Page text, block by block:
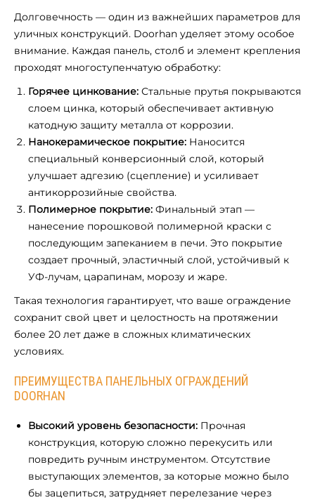
Долговечность — один из важнейших параметров для
уличных конструкций. Doorhan уделяет этому особое
внимание. Каждая панель, столб и элемент крепления
проходят многоступенчатую обработку:
Горячее цинкование: Стальные прутья покрываются
слоем цинка, который обеспечивает активную
катодную защиту металла от коррозии.
Нанокерамическое покрытие: Наносится
специальный конверсионный слой, который
улучшает адгезию (сцепление) и усиливает
антикоррозийные свойства.
Полимерное покрытие: Финальный этап —
нанесение порошковой полимерной краски с
последующим запеканием в печи. Это покрытие
создает прочный, эластичный слой, устойчивый к
УФ-лучам, царапинам, морозу и жаре.
Такая технология гарантирует, что ваше ограждение
сохранит свой цвет и целостность на протяжении
более 20 лет даже в сложных климатических
условиях.
ПРЕИМУЩЕСТВА ПАНЕЛЬНЫХ ОГРАЖДЕНИЙ
DOORHAN
Высокий уровень безопасности: Прочная
конструкция, которую сложно перекусить или
повредить ручным инструментом. Отсутствие
выступающих элементов, за которые можно было
бы зацепиться, затрудняет перелезание через